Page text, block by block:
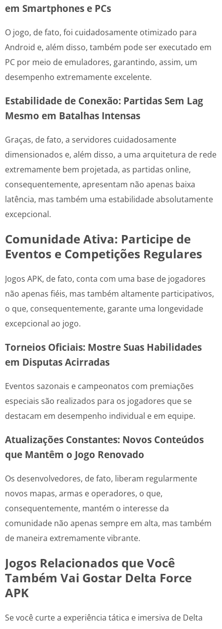
em Smartphones e PCs
O jogo, de fato, foi cuidadosamente otimizado para
Android e, além disso, também pode ser executado em
PC por meio de emuladores, garantindo, assim, um
desempenho extremamente excelente.
Estabilidade de Conexão: Partidas Sem Lag
Mesmo em Batalhas Intensas
Graças, de fato, a servidores cuidadosamente
dimensionados e, além disso, a uma arquitetura de rede
extremamente bem projetada, as partidas online,
consequentemente, apresentam não apenas baixa
latência, mas também uma estabilidade absolutamente
excepcional.
Comunidade Ativa: Participe de
Eventos e Competições Regulares
Jogos APK, de fato, conta com uma base de jogadores
não apenas fiéis, mas também altamente participativos,
o que, consequentemente, garante uma longevidade
excepcional ao jogo.
Torneios Oficiais: Mostre Suas Habilidades
em Disputas Acirradas
Eventos sazonais e campeonatos com premiações
especiais são realizados para os jogadores que se
destacam em desempenho individual e em equipe.
Atualizações Constantes: Novos Conteúdos
que Mantêm o Jogo Renovado
Os desenvolvedores, de fato, liberam regularmente
novos mapas, armas e operadores, o que,
consequentemente, mantém o interesse da
comunidade não apenas sempre em alta, mas também
de maneira extremamente vibrante.
Jogos Relacionados que Você
Também Vai Gostar Delta Force
APK
Se você curte a experiência tática e imersiva de Delta